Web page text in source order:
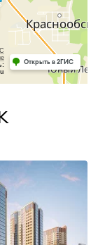
Открыть в 2ГИС